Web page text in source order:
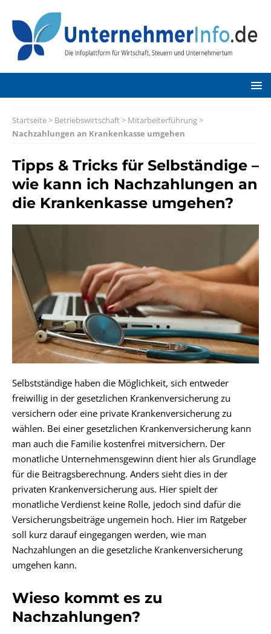
Startseite> Betriebswirtschaft> Mitarbeiterführung>
Nachzahlungen an Krankenkasse umgehen
Tipps & Tricks für Selbständige –
wie kann ich Nachzahlungen an
die Krankenkasse umgehen?
Selbstständige haben die Möglichkeit, sich entweder
freiwillig in der gesetzlichen Krankenversicherung zu
versichern oder eine private Krankenversicherung zu
wählen. Bei einer gesetzlichen Krankenversicherung kann
man auch die Familie kostenfrei mitversichern. Der
monatliche Unternehmensgewinn dient hier als Grundlage
für die Beitragsberechnung. Anders sieht dies in der
privaten Krankenversicherung aus. Hier spielt der
monatliche Verdienst keine Rolle, jedoch sind dafür die
Versicherungsbeiträge ungemein hoch. Hier im Ratgeber
soll kurz darauf eingegangen werden, wie man
Nachzahlungen an die gesetzliche Krankenversicherung
umgehen kann.
Wieso kommt es zu
Nachzahlungen?